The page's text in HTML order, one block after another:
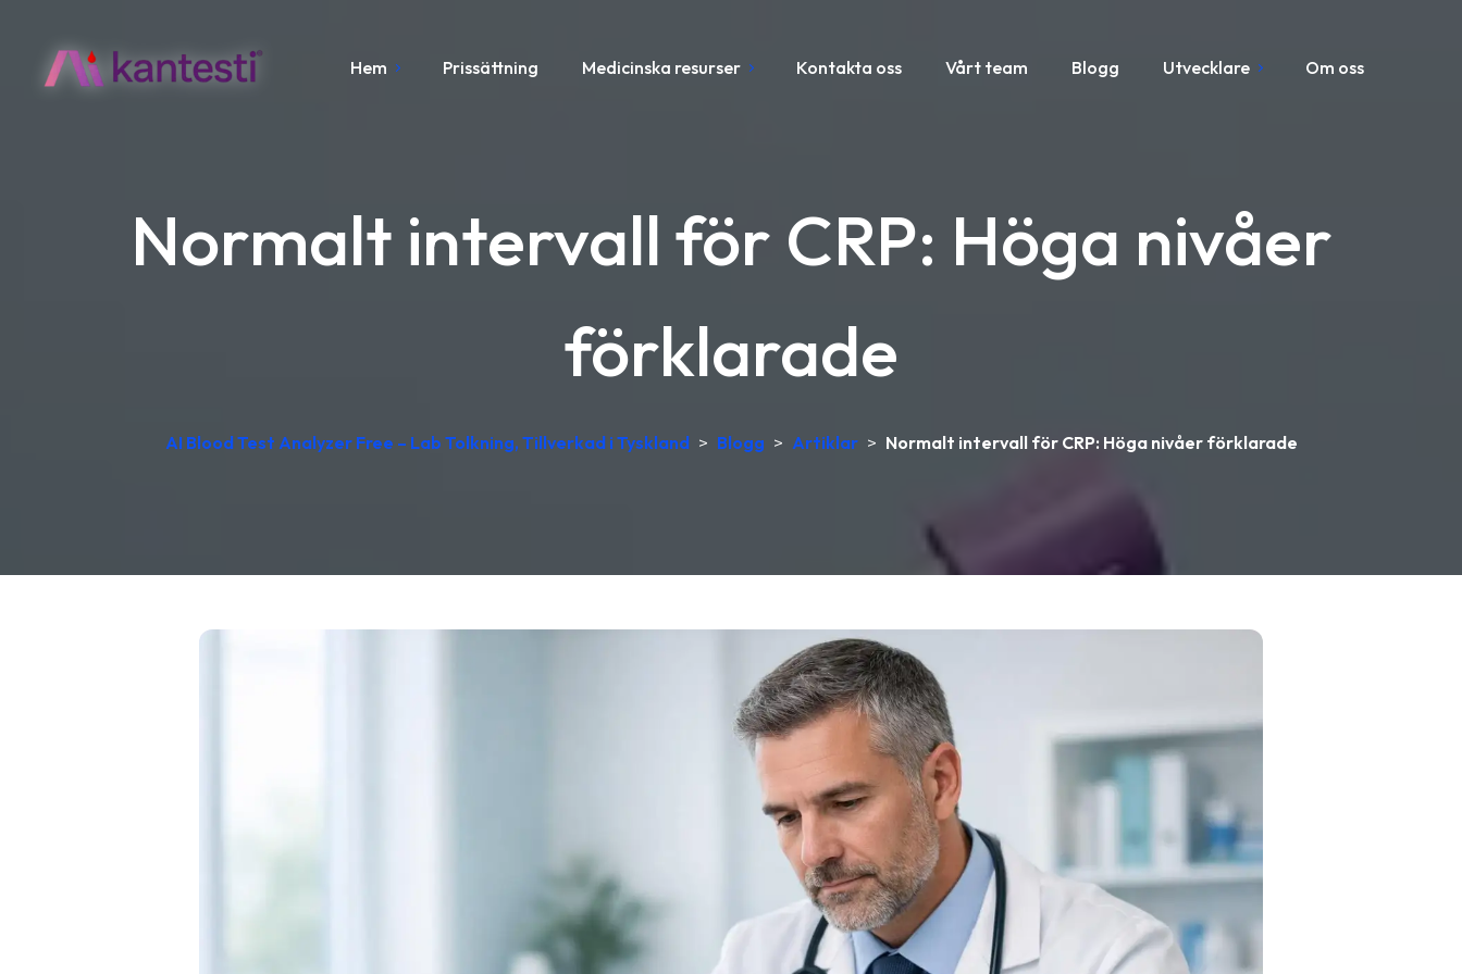
Hem Prissättning Medicinska resurser Kontakta oss Vårt team Blogg Utvecklare Om oss
Normalt intervall för CRP: Höga nivåer
förklarade
AI Blood Test Analyzer Free – Lab Tolkning, Tillverkad i Tyskland > Blogg > Artiklar > Normalt intervall för CRP: Höga nivåer förklarade